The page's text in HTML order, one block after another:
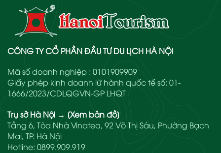
CÔNG TY CỔ PHẦN ĐẦU TƯ DU LỊCH HÀ NỘI
Mã số doanh nghiệp : 0101909909
Giấy phép kinh doanh lữ hành quốc tế số: 01-
1666/2023/CDLQGVN-GP LHQT
Trụ sở Hà Nội → [Xem bản đồ]
Tầng 6, Tòa Nhà Vinatea, 92 Võ Thị Sáu, Phường Bạch
Mai, TP. Hà Nội
Hotline: 0899.909.919